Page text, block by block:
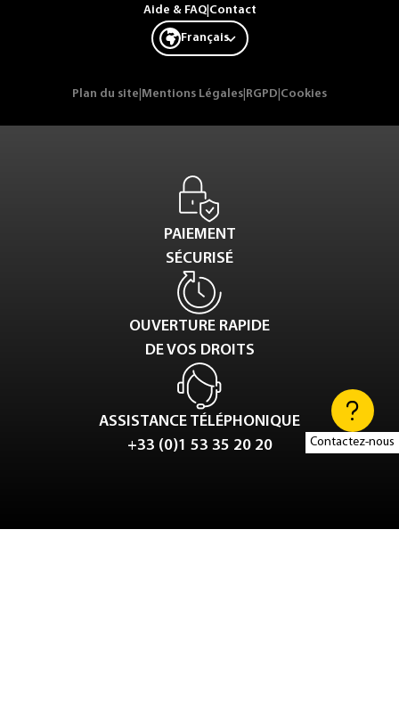
Contactez-nous
Aide & FAQ| Contact
Français
Plan du site Mentions Légales RGPD Cookies
PAIEMENT
SÉCURISÉ
OUVERTURE RAPIDE
DE VOS DROITS
ASSISTANCE TÉLÉPHONIQUE
+33 (0)1 53 35 20 20